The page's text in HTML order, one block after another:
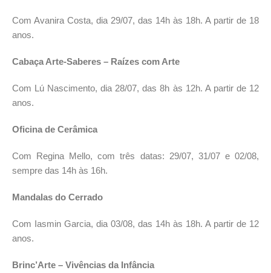
Com Avanira Costa, dia 29/07, das 14h às 18h. A partir de 18
anos.
Cabaça Arte-Saberes – Raízes com Arte
Com Lú Nascimento, dia 28/07, das 8h às 12h. A partir de 12
anos.
Oficina de Cerâmica
Com Regina Mello, com três datas: 29/07, 31/07 e 02/08,
sempre das 14h às 16h.
Mandalas do Cerrado
Com Iasmin Garcia, dia 03/08, das 14h às 18h. A partir de 12
anos.
Brinc’Arte – Vivências da Infância